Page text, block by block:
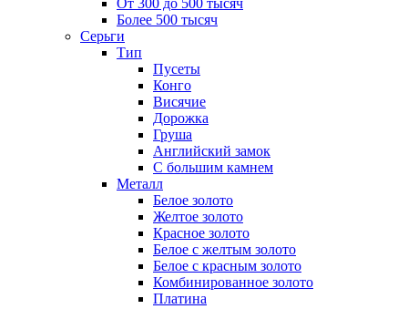
От 300 до 500 тысяч
Более 500 тысяч
Серьги
Тип
Пусеты
Конго
Висячие
Дорожка
Груша
Английский замок
С большим камнем
Металл
Белое золото
Желтое золото
Красное золото
Белое с желтым золото
Белое с красным золото
Комбинированное золото
Платина